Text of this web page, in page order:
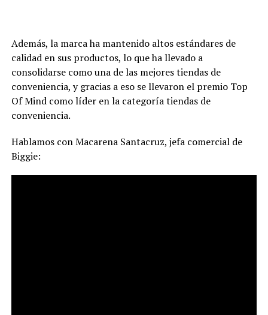
Además, la marca ha mantenido altos estándares de
calidad en sus productos, lo que ha llevado a
consolidarse como una de las mejores tiendas de
conveniencia, y gracias a eso se llevaron el premio Top
Of Mind como líder en la categoría tiendas de
conveniencia.
Hablamos con Macarena Santacruz, jefa comercial de
Biggie: